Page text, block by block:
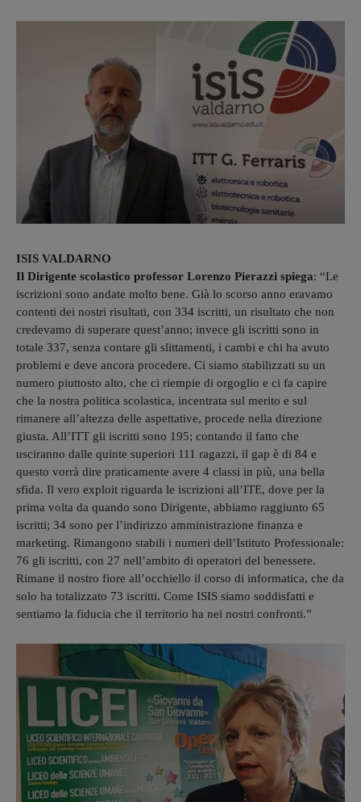
ISIS VALDARNO
Il Dirigente scolastico professor Lorenzo Pierazzi spiega: “Le
iscrizioni sono andate molto bene. Già lo scorso anno eravamo
contenti dei nostri risultati, con 334 iscritti, un risultato che non
credevamo di superare quest’anno; invece gli iscritti sono in
totale 337, senza contare gli slittamenti, i cambi e chi ha avuto
problemi e deve ancora procedere. Ci siamo stabilizzati su un
numero piuttosto alto, che ci riempie di orgoglio e ci fa capire
che la nostra politica scolastica, incentrata sul merito e sul
rimanere all’altezza delle aspettative, procede nella direzione
giusta. All’ITT gli iscritti sono 195; contando il fatto che
usciranno dalle quinte superiori 111 ragazzi, il gap è di 84 e
questo vorrà dire praticamente avere 4 classi in più, una bella
sfida. Il vero exploit riguarda le iscrizioni all’ITE, dove per la
prima volta da quando sono Dirigente, abbiamo raggiunto 65
iscritti; 34 sono per l’indirizzo amministrazione finanza e
marketing. Rimangono stabili i numeri dell’Istituto Professionale:
76 gli iscritti, con 27 nell’ambito di operatori del benessere.
Rimane il nostro fiore all’occhiello il corso di informatica, che da
solo ha totalizzato 73 iscritti. Come ISIS siamo soddisfatti e
sentiamo la fiducia che il territorio ha nei nostri confronti.”